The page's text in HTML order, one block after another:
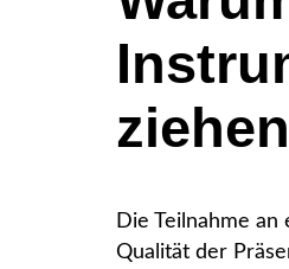
ziehen
Die Teilnahme
Qualität der